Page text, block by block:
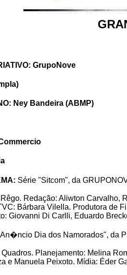
GrupoNove
Ney Bandeira (ABMP)
Série "Sitcom", da
Redação: Aliwton
Bárbara Vilella. Produtora de
Giovanni Di Carlli, Eduardo
Dia dos Namorados", da
Planejamento: Melina
e Manuela Peixoto. Mídia: Éder